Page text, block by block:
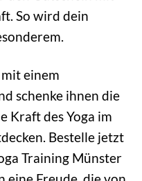
So wird dein
einem
schenke ihnen die
Kraft des Yoga im
Bestelle jetzt
Training Münster